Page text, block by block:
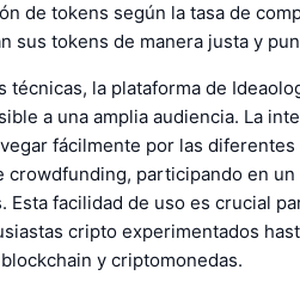
de tokens según la tasa de
sus tokens de manera justa y
técnicas, la plataforma de
a una amplia audiencia. La
fácilmente por las diferentes
crowdfunding, participando en
facilidad de uso es crucial
cripto experimentados
y criptomonedas.